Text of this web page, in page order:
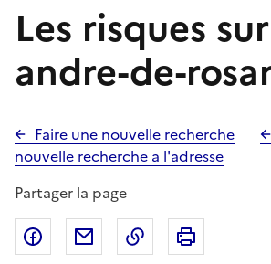
Les risques
andre-de-
Faire une nouvelle recherche
nouvelle recherche a l'adresse
Partager la page
Partager sur Facebook
Partager par email
Copier dans le